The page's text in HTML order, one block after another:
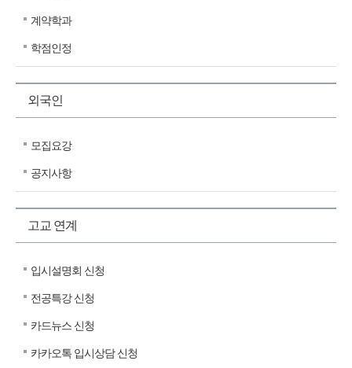
계약학과
학점인정
외국인
모집요강
공지사항
고교 연계
입시설명회 신청
전공특강 신청
카드뉴스 신청
카카오톡 입시상담 신청